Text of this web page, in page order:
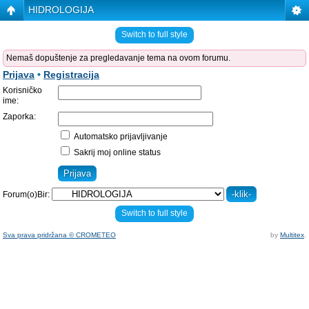
HIDROLOGIJA
Switch to full style
Nemaš dopuštenje za pregledavanje tema na ovom forumu.
Prijava • Registracija
Korisničko
ime:
Zaporka:
Automatsko prijavljivanje
Sakrij moj online status
Forum(o)Bir:
Switch to full style
Sva prava pridržana © CROMETEO by Multitex